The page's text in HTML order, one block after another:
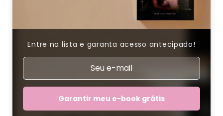
Entre na lista e garanta acesso antecipado!
Garantir meu e-book grátis